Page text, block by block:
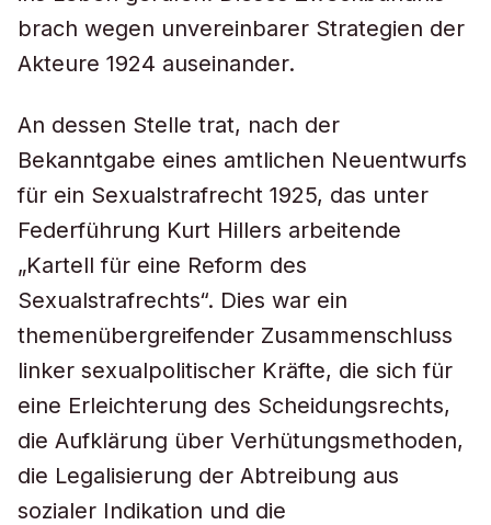
brach wegen unvereinbarer Strategien der
Akteure 1924 auseinander.
An dessen Stelle trat, nach der
Bekanntgabe eines amtlichen Neuentwurfs
für ein Sexualstrafrecht 1925, das unter
Federführung Kurt Hillers arbeitende
„Kartell für eine Reform des
Sexualstrafrechts“. Dies war ein
themenübergreifender Zusammenschluss
linker sexualpolitischer Kräfte, die sich für
eine Erleichterung des Scheidungsrechts,
die Aufklärung über Verhütungsmethoden,
die Legalisierung der Abtreibung aus
sozialer Indikation und die